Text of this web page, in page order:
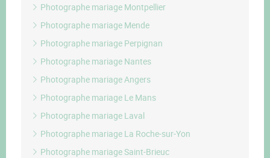
Photographe mariage Montpellier
Photographe mariage Mende
Photographe mariage Perpignan
Photographe mariage Nantes
Photographe mariage Angers
Photographe mariage Le Mans
Photographe mariage Laval
Photographe mariage La Roche-sur-Yon
Photographe mariage Saint-Brieuc